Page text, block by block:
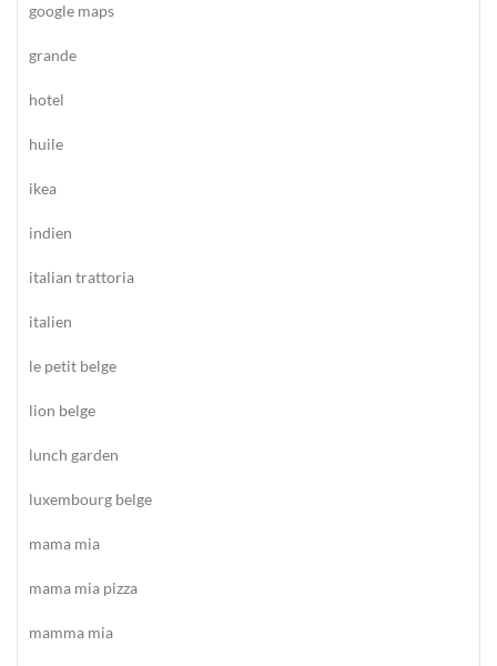
google maps
grande
hotel
huile
ikea
indien
italian trattoria
italien
le petit belge
lion belge
lunch garden
luxembourg belge
mama mia
mama mia pizza
mamma mia